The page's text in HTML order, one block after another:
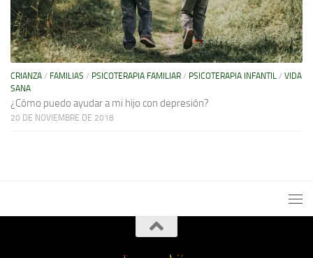
CRIANZA / FAMILIAS / PSICOTERAPIA FAMILIAR / PSICOTERAPIA INFANTIL / VIDA
SANA
¿Cómo puedo ayudar a mi hijo con depresión?
20 DE NOVIEMBRE DE 2018